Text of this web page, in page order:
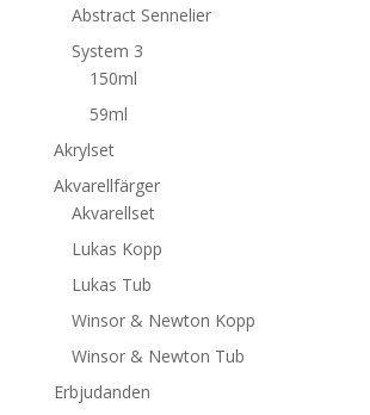
Abstract Sennelier
System 3
150ml
59ml
Akrylset
Akvarellfärger
Akvarellset
Lukas Kopp
Lukas Tub
Winsor & Newton Kopp
Winsor & Newton Tub
Erbjudanden